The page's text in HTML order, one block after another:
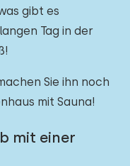
gibt es
Tag in der
Sie ihn noch
mit Sauna!
mit einer